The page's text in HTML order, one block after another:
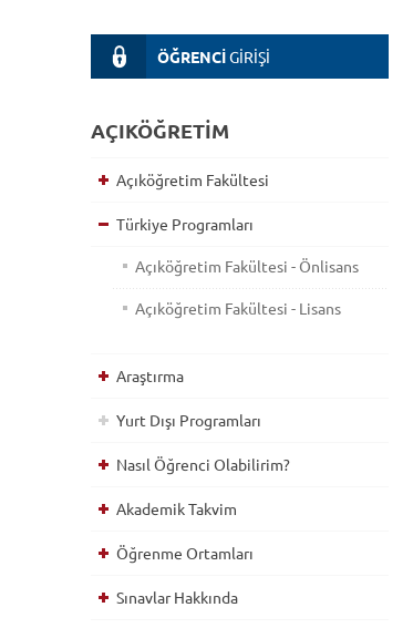
ÖĞRENCİGİRİŞİ
AÇIKÖĞRETİM
Açıköğretim Fakültesi
Türkiye Programları
Açıköğretim Fakültesi - Önlisans
Açıköğretim Fakültesi - Lisans
Araştırma
Yurt Dışı Programları
Nasıl Öğrenci Olabilirim?
Akademik Takvim
Öğrenme Ortamları
Sınavlar Hakkında